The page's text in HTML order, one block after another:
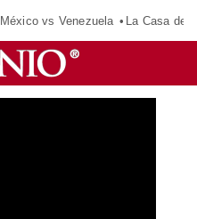
México vs Venezuela La Casa de